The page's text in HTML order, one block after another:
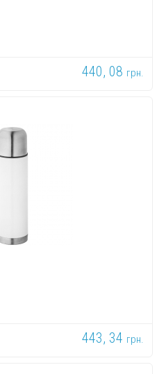
440, 08 грн.
443, 34 грн.